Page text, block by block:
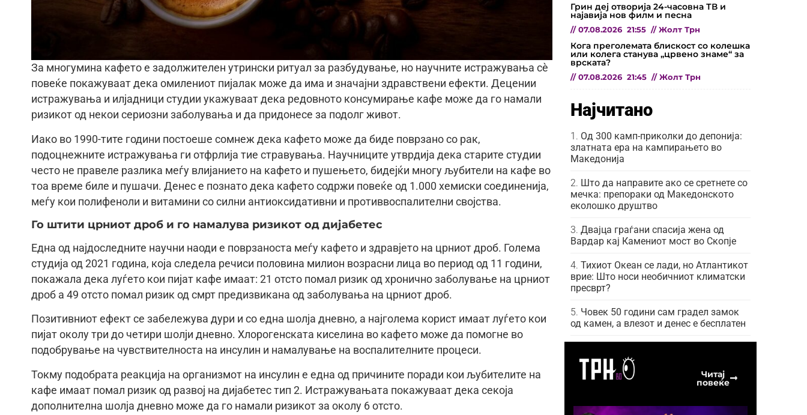
За многумина кафето е задолжителен утрински ритуал за разбудување, но научните истражувања сè
повеќе покажуваат дека омилениот пијалак може да има и значајни здравствени ефекти. Децении
истражувања и илјадници студии укажуваат дека редовното консумирање кафе може да го намали
ризикот од некои сериозни заболувања и да придонесе за подолг живот.
Иако во 1990-тите години постоеше сомнеж дека кафето може да биде поврзано со рак,
подоцнежните истражувања ги отфрлија тие стравувања. Научниците утврдија дека старите студии
често не правеле разлика меѓу влијанието на кафето и пушењето, бидејќи многу љубители на кафе во
тоа време биле и пушачи. Денес е познато дека кафето содржи повеќе од 1.000 хемиски соединенија,
меѓу кои полифеноли и витамини со силни антиоксидативни и противвоспалителни својства.
Го штити црниот дроб и го намалува ризикот од дијабетес
Една од најдоследните научни наоди е поврзаноста меѓу кафето и здравјето на црниот дроб. Голема
студија од 2021 година, која следела речиси половина милион возрасни лица во период од 11 години,
покажала дека луѓето кои пијат кафе имаат: 21 отсто помал ризик од хронично заболување на црниот
дроб а 49 отсто помал ризик од смрт предизвикана од заболувања на црниот дроб.
Позитивниот ефект се забележува дури и со една шолја дневно, а најголема корист имаат луѓето кои
пијат околу три до четири шолји дневно. Хлорогенската киселина во кафето може да помогне во
подобрување на чувствителноста на инсулин и намалување на воспалителните процеси.
Токму подобрата реакција на организмот на инсулин е една од причините поради кои љубителите на
кафе имаат помал ризик од развој на дијабетес тип 2. Истражувањата покажуваат дека секоја
дополнителна шолја дневно може да го намали ризикот за околу 6 отсто.
Грин деј отворија 24-часовна ТВ и
најавија нов филм и песна
// 07.08.2026 21:55 // Жолт Трн
Кога преголемата блискост со колешка
или колега станува „црвено знаме“ за
врската?
// 07.08.2026 21:45 // Жолт Трн
Најчитано
Од 300 камп-приколки до депонија:
златната ера на кампирањето во
Македонија
Што да направите ако се сретнете со
мечка: препораки од Македонското
еколошко друштво
Двајца граѓани спасија жена од
Вардар кај Камениот мост во Скопје
Тихиот Океан се лади, но Атлантикот
врие: Што носи необичниот климатски
пресврт?
Човек 50 години сам градел замок
од камен, а влезот и денес е бесплатен
Читај
повеќе